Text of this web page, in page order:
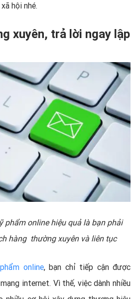
hội nhé.
xuyên, trả lời ngay lập
phẩm online hiệu quả là bạn phải
hàng thường xuyên và liên tục
online, bạn chỉ tiếp cận được
internet. Vì thế, việc dành nhiều